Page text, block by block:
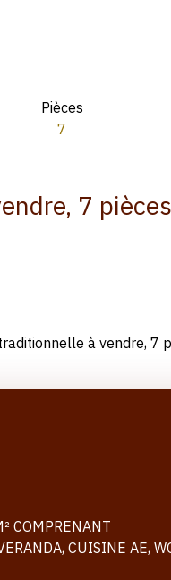
Pièces
7
7
à vendre, 7
COMPRENANT
CUISINE AE,